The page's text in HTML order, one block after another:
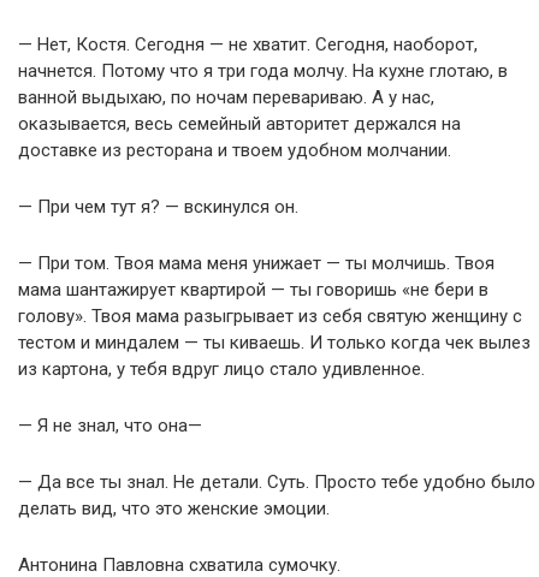
— Нет, Костя. Сегодня — не хватит. Сегодня, наоборот,
начнется. Потому что я три года молчу. На кухне глотаю, в
ванной выдыхаю, по ночам перевариваю. А у нас,
оказывается, весь семейный авторитет держался на
доставке из ресторана и твоем удобном молчании.
— При чем тут я? — вскинулся он.
— При том. Твоя мама меня унижает — ты молчишь. Твоя
мама шантажирует квартирой — ты говоришь «не бери в
голову». Твоя мама разыгрывает из себя святую женщину с
тестом и миндалем — ты киваешь. И только когда чек вылез
из картона, у тебя вдруг лицо стало удивленное.
— Я не знал, что она—
— Да все ты знал. Не детали. Суть. Просто тебе удобно было
делать вид, что это женские эмоции.
Антонина Павловна схватила сумочку.